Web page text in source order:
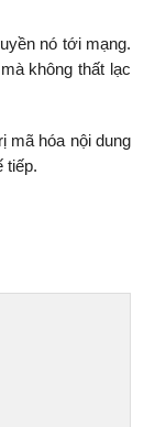
nó tới mạng.
không thất lạc
mã hóa nội dung
tiếp.